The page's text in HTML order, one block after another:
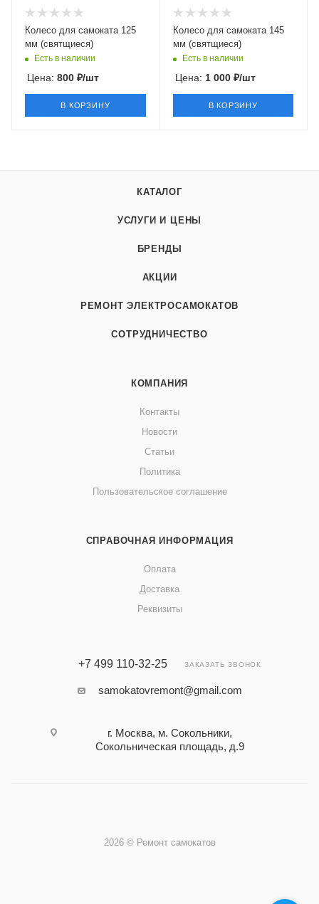
Колесо для самоката 125
мм (святщиеся)
Есть в наличии
Цена: 800 ₽/шт
В КОРЗИНУ
Колесо для самоката 145
мм (святщиеся)
Есть в наличии
Цена: 1 000₽/шт
В КОРЗИНУ
КАТАЛОГ
УСЛУГИ И ЦЕНЫ
БРЕНДЫ
АКЦИИ
РЕМОНТ ЭЛЕКТРОСАМОКАТОВ
СОТРУДНИЧЕСТВО
КОМПАНИЯ
Контакты
Новости
Статьи
Политика
Пользовательское соглашение
СПРАВОЧНАЯ ИНФОРМАЦИЯ
Оплата
Доставка
Реквизиты
+7 499 110-32-25 ЗАКАЗАТЬ ЗВОНОК
samokatovremont@gmail.com
г. Москва, м. Сокольники,
Сокольническая площадь, д.9
2026 © Ремонт самокатов